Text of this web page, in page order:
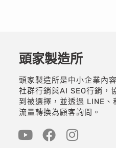
頭家製造所
頭家製造所是中小企業內
社群行銷與AI SEO行銷，
到被選擇，並透過 LINE
流量轉換為顧客詢問。